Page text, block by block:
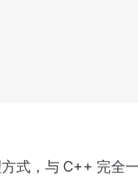
式，与 C++ 完全一